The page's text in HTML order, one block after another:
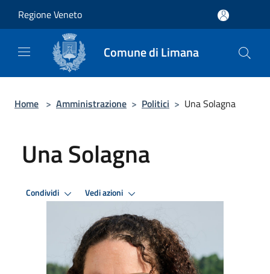
Regione Veneto
Comune di Limana
Home > Amministrazione > Politici > Una Solagna
Una Solagna
Condividi Vedi azioni